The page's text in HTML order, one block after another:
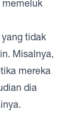
memeluk
tidak
Misalnya,
mereka
dia